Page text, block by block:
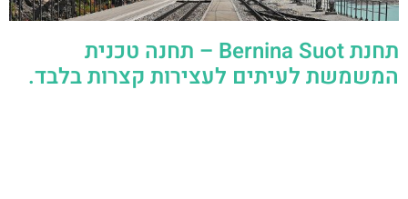
תחנת Bernina Suot – תחנה טכנית
המשמשת לעיתים לעצירות קצרות בלבד.